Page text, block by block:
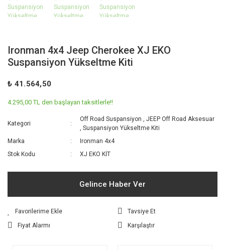
Ironman 4x4 Jeep Cherokee XJ EKO
Suspansiyon Yükseltme Kiti
₺ 41.564,50
4.295,00 TL den başlayan taksitlerle!!
Kategori
Off Road Suspansiyon ,JEEP Off Road Aksesuar
,Suspansiyon Yükseltme Kiti
Marka
Ironman 4x4
Stok Kodu
XJ EKO KİT
Gelince Haber Ver
Tavsiye Et
Fiyat Alarmı
Karşılaştır